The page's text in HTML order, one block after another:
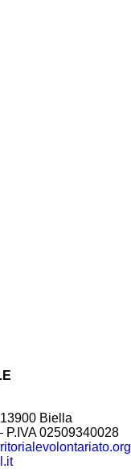
Biella
P.IVA 02509340028